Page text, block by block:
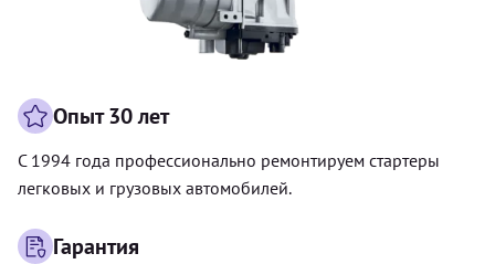
Опыт 30 лет
С 1994 года профессионально ремонтируем стартеры
легковых и грузовых автомобилей.
Гарантия